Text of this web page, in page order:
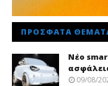
ΠΡΌΣΦΑΤΑ
Νέo
09/08/